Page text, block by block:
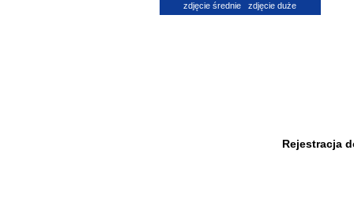
zdjęcie średnie zdjęcie duże
Rejestracja